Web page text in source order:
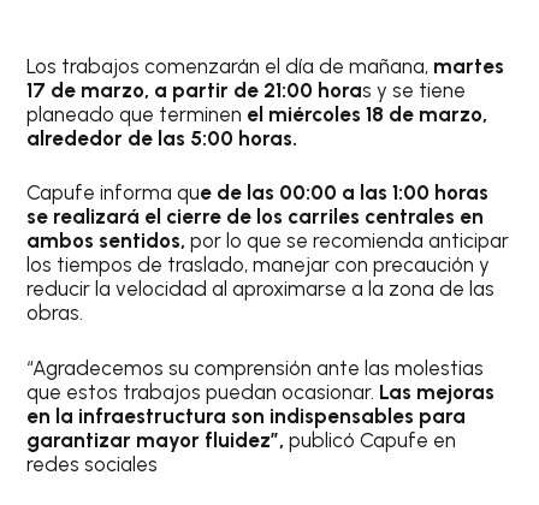
Los trabajos comenzarán el día de mañana, martes
17 de marzo, a partir de 21:00 horas y se tiene
planeado que terminen el miércoles 18 de marzo,
alrededor de las 5:00 horas.
Capufe informa que de las 00:00 a las 1:00 horas
se realizará el cierre de los carriles centrales en
ambos sentidos, por lo que se recomienda anticipar
los tiempos de traslado, manejar con precaución y
reducir la velocidad al aproximarse a la zona de las
obras.
“Agradecemos su comprensión ante las molestias
que estos trabajos puedan ocasionar. Las mejoras
en la infraestructura son indispensables para
garantizar mayor fluidez”,publicó Capufe en
redes sociales